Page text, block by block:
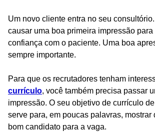
Um novo cliente entra no seu
causar uma boa primeira impressão
confiança com o paciente. Uma boa
sempre importante.
Para que os recrutadores tenham
currículo, você também precisa passar
impressão. O seu objetivo de currículo
serve para, em poucas palavras, mostrar
bom candidato para a vaga.